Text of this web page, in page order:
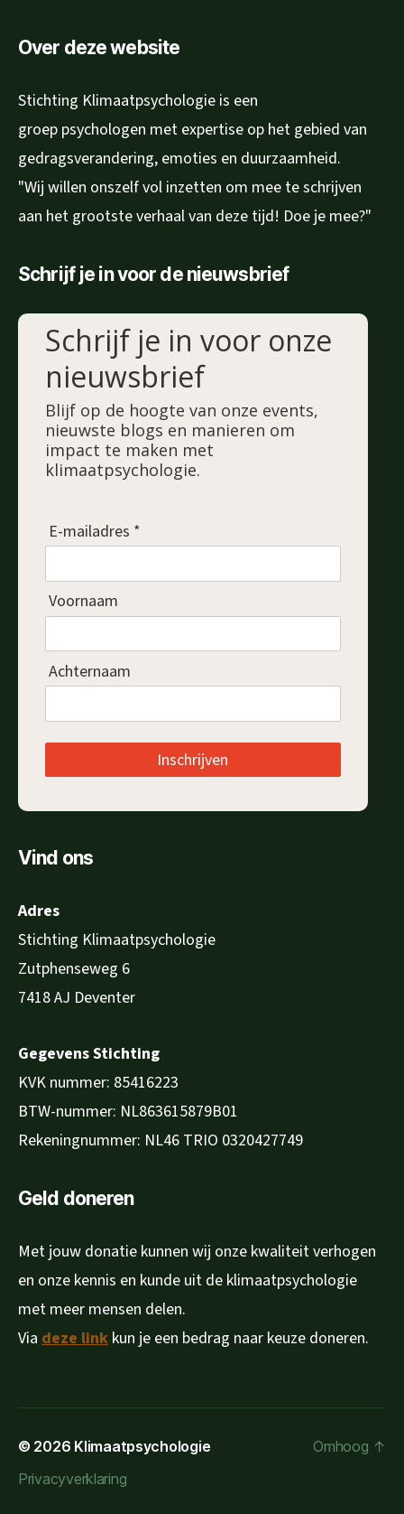
Over deze website
Stichting Klimaatpsychologie is een
groep psychologen met expertise op het gebied van
gedragsverandering, emoties en duurzaamheid.
"Wij willen onszelf vol inzetten om mee te schrijven
aan het grootste verhaal van deze tijd! Doe je mee?"
Schrijf je in voor de nieuwsbrief
Schrijf je in voor onze
nieuwsbrief
Blijf op de hoogte van onze events,
nieuwste blogs en manieren om
impact te maken met
klimaatpsychologie.
E-mailadres *
Voornaam
Achternaam
Inschrijven
Vind ons
Adres
Stichting Klimaatpsychologie
Zutphenseweg 6
7418 AJ Deventer
Gegevens Stichting
KVK nummer: 85416223
BTW-nummer: NL863615879B01
Rekeningnummer: NL46 TRIO 0320427749
Geld doneren
Met jouw donatie kunnen wij onze kwaliteit verhogen
en onze kennis en kunde uit de klimaatpsychologie
met meer mensen delen.
Via deze link kun je een bedrag naar keuze doneren.
© 2026 Klimaatpsychologie
Privacyverklaring
Omhoog ↑